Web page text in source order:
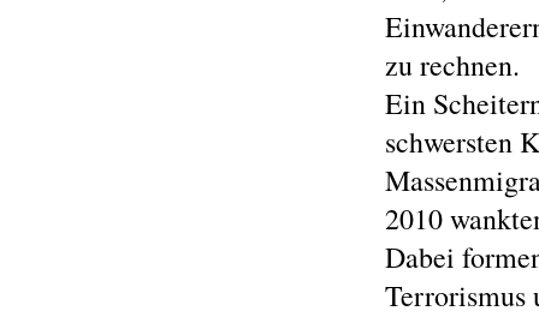
zu rechnen.
Ein
schwersten
2010
Dabei